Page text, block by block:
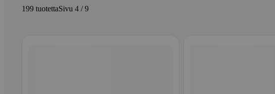
199 tuotettaSivu 4 / 9